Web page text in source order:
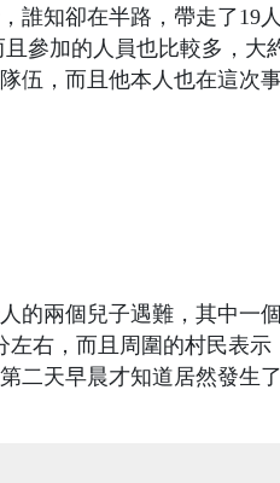
誰知卻在半路，帶走了19
參加的人員也比較多，大
伍，而且他本人也在這次
的兩個兒子遇難，其中一
左右，而且周圍的村民表示
二天早晨才知道居然發生